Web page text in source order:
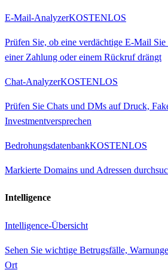
E-Mail-AnalyzerKOSTENLOS
Prüfen Sie, ob eine verdächtige E-Mail
einer Zahlung oder einem Rückruf drängt
Chat-AnalyzerKOSTENLOS
Prüfen Sie Chats und DMs auf Druck,
Investmentversprechen
BedrohungsdatenbankKOSTENLOS
Markierte Domains und Adressen
Intelligence
Intelligence-Übersicht
Sehen Sie wichtige Betrugsfälle,
Ort